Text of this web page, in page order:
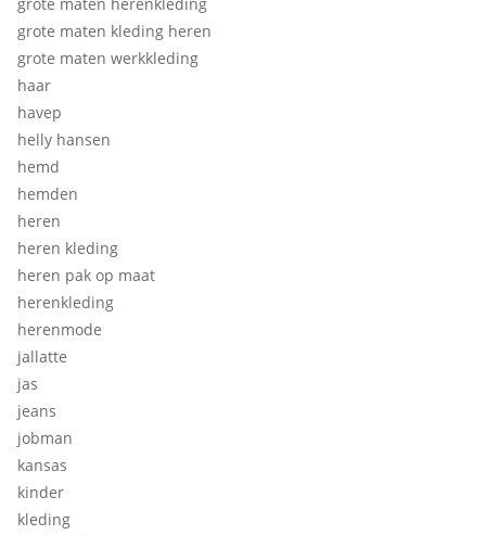
grote maten herenkleding
grote maten kleding heren
grote maten werkkleding
haar
havep
helly hansen
hemd
hemden
heren
heren kleding
heren pak op maat
herenkleding
herenmode
jallatte
jas
jeans
jobman
kansas
kinder
kleding